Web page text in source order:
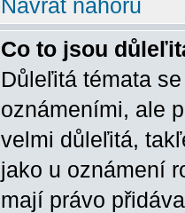
Návrat nahoru
Co to jsou
Důleľitá témata
oznámeními, ale
velmi důleľitá,
jako u oznámení
mají právo